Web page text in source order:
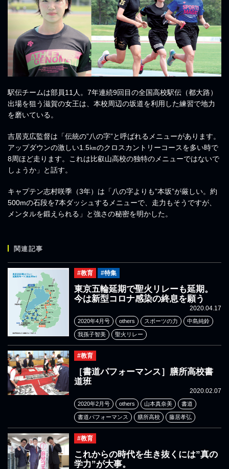
駅伝チームは部員11人。7年連続9回目の全国高校駅伝（都大路）
出場を狙う滋賀の女王は、本校周辺の坂道を利用した練習で地力
を磨いている。
吉居克広監督は「伝統の”八の字”と呼ばれるメニューがあります。
アップダウンの激しい1.5㎞のクロスカントリーコースを多い時で
8周ほど走ります。これは比叡山高校の独特のメニューではないで
しょうか」と話す。
キャプテン志村咲季（3年）は「八の字よりも”本坂”が厳しい。約
500mの石段を7本ダッシュするメニューで、走力もそうですが、
メンタルを鍛えられる」と強さの秘密を明かした。
関連記事
#教育 #特集
東京五輪延期で聖火リレーも延期。
今は新型コロナ感染の終息を願う
2020.04.17
2020年4月号 others スポーツの力 中島純鈴
我孫子智美 聖火リレー
#教育
［書道パフォーマンス］膳所高校書
道班
2020.02.07
2020年2月号 others 山本真奈美 書道
書道パフォーマンス 膳所高校 藤居孝弘
#教育
これからの時代を生き抜くには”真の
学力”が大事。